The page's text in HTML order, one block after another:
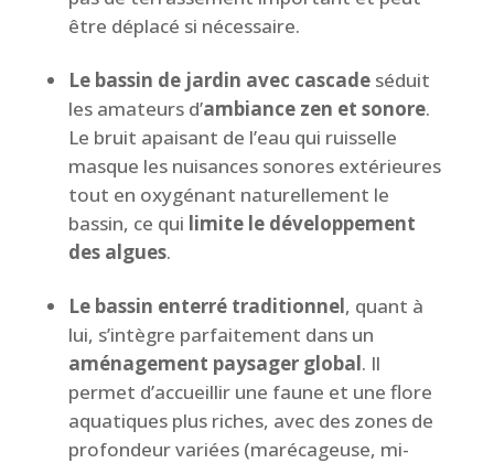
être déplacé si nécessaire.
Le bassin de jardin avec cascadeséduit
les amateurs d’ambiance zen et sonore.
Le bruit apaisant de l’eau qui ruisselle
masque les nuisances sonores extérieures
tout en oxygénant naturellement le
bassin, ce qui limite le développement
des algues.
Le bassin enterré traditionnel, quant à
lui, s’intègre parfaitement dans un
aménagement paysager global. Il
permet d’accueillir une faune et une flore
aquatiques plus riches, avec des zones de
profondeur variées (marécageuse, mi-